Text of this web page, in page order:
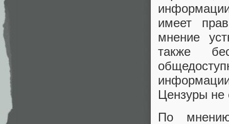
имеет
мнение
также
Цензуры не
По мнению